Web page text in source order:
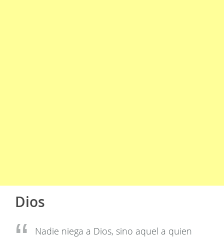
Dios
Nadie niega a Dios, sino aquel a quien